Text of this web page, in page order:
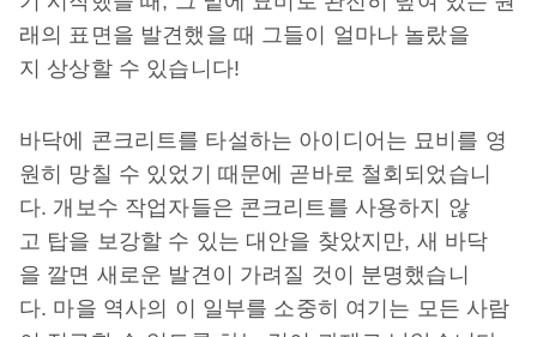
래의 표면을 발견했을 때 그들이 얼마나 놀랐을
지 상상할 수 있습니다!
바닥에 콘크리트를 타설하는 아이디어는 묘비를 영
원히 망칠 수 있었기 때문에 곧바로 철회되었습니
다. 개보수 작업자들은 콘크리트를 사용하지 않
고 탑을 보강할 수 있는 대안을 찾았지만, 새 바닥
을 깔면 새로운 발견이 가려질 것이 분명했습니
다. 마을 역사의 이 일부를 소중히 여기는 모든 사람